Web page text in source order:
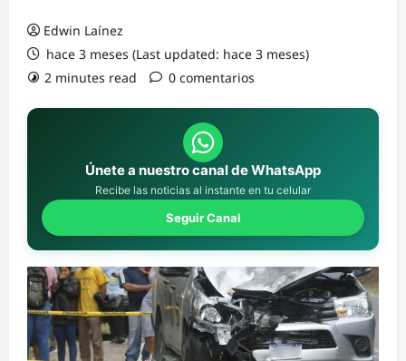
Edwin Laínez
hace 3 meses (Last updated: hace 3 meses)
2 minutes read
0 comentarios
Únete a nuestro canal de WhatsApp
Recibe las noticias al instante en tu celular
Seguir Canal